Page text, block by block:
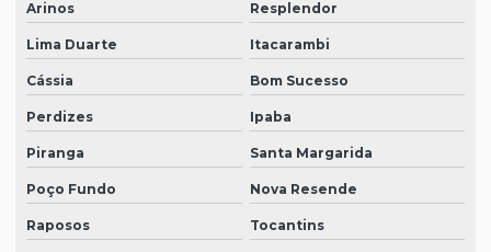
Arinos Resplendor
Lima Duarte Itacarambi
Cássia Bom Sucesso
Perdizes Ipaba
Piranga Santa Margarida
Poço Fundo Nova Resende
Raposos Tocantins